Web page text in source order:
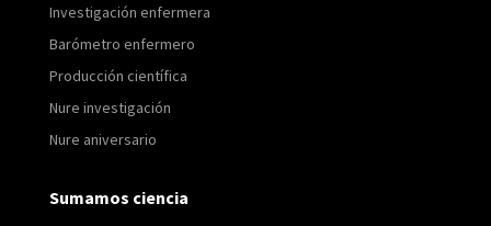
Investigación enfermera
Barómetro enfermero
Producción científica
Nure investigación
Nure aniversario
Sumamos ciencia